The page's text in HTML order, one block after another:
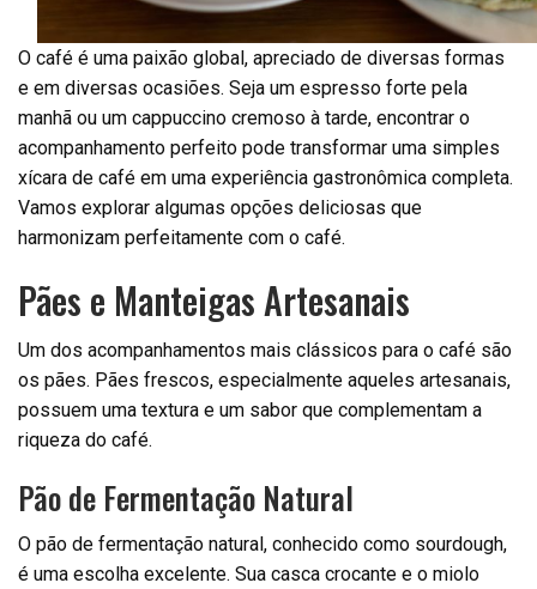
O café é uma paixão global, apreciado de diversas formas
e em diversas ocasiões. Seja um espresso forte pela
manhã ou um cappuccino cremoso à tarde, encontrar o
acompanhamento perfeito pode transformar uma simples
xícara de café em uma experiência gastronômica completa.
Vamos explorar algumas opções deliciosas que
harmonizam perfeitamente com o café.
Pães e Manteigas Artesanais
Um dos acompanhamentos mais clássicos para o café são
os pães. Pães frescos, especialmente aqueles artesanais,
possuem uma textura e um sabor que complementam a
riqueza do café.
Pão de Fermentação Natural
O pão de fermentação natural, conhecido como sourdough,
é uma escolha excelente. Sua casca crocante e o miolo